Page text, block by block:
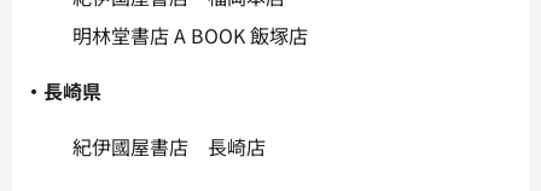
明林堂書店 A BOOK 飯塚店
・長崎県
紀伊國屋書店 長崎店